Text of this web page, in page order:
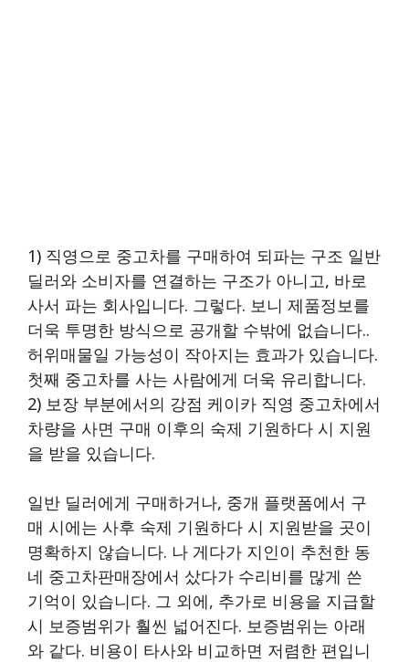
1) 직영으로 중고차를 구매하여 되파는 구조 일반
딜러와 소비자를 연결하는 구조가 아니고, 바로
사서 파는 회사입니다. 그렇다. 보니 제품정보를
더욱 투명한 방식으로 공개할 수밖에 없습니다..
허위매물일 가능성이 작아지는 효과가 있습니다.
첫째 중고차를 사는 사람에게 더욱 유리합니다.
2) 보장 부분에서의 강점 케이카 직영 중고차에서
차량을 사면 구매 이후의 숙제 기원하다 시 지원
을 받을 있습니다.
일반 딜러에게 구매하거나, 중개 플랫폼에서 구
매 시에는 사후 숙제 기원하다 시 지원받을 곳이
명확하지 않습니다. 나 게다가 지인이 추천한 동
네 중고차판매장에서 샀다가 수리비를 많게 쓴
기억이 있습니다. 그 외에, 추가로 비용을 지급할
시 보증범위가 훨씬 넓어진다. 보증범위는 아래
와 같다. 비용이 타사와 비교하면 저렴한 편입니